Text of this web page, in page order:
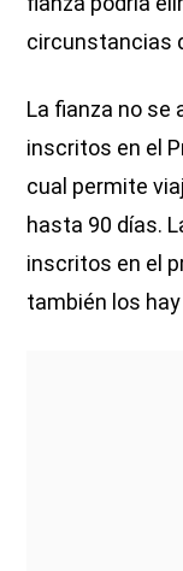
circunstancias
La fianza no se
inscritos en el
cual permite
hasta 90 días.
inscritos en el
también los